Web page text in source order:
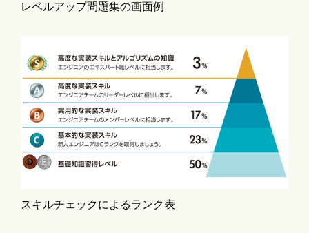
レベルアップ問題集の画面例
スキルチェックによるランク表